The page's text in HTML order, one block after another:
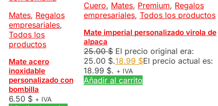
Mates, Regalos
empresariales,
Todos los
productos
Mate acero
inoxidable
personalizado con
bombilla
6.50 $ + IVA
Cuero, Mates, Premium, Regalos
empresariales, Todos los productos
Mate imperial personalizado virola de
alpaca
25.00$ El precio original era:
25.00 $.18.99 $El precio actual es:
18.99 $. + IVA
Añadir al carrito